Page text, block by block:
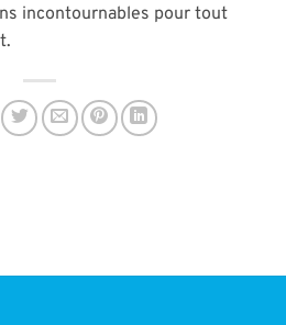
incontournables pour tout